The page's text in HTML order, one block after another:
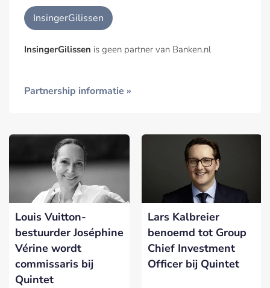
InsingerGilissen
InsingerGilissen is geen partner van Banken.nl
Partnership informatie »
Louis Vuitton-
bestuurder Joséphine
Vérine wordt
commissaris bij
Quintet
Lars Kalbreier
benoemd tot Group
Chief Investment
Officer bij Quintet